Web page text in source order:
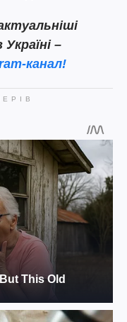
–
канал!